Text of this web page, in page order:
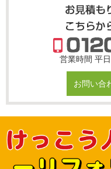
営業時間 平
お問い合